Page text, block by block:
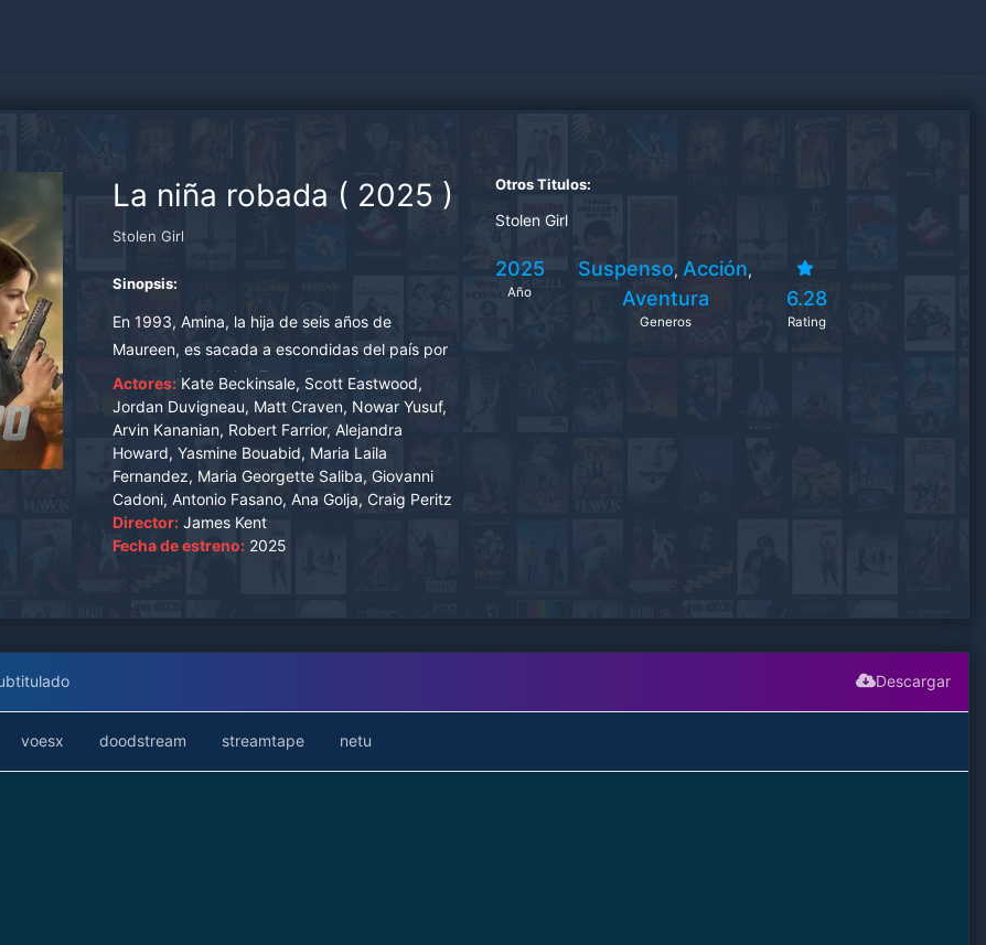
La niña robada ( 2025 )
Stolen Girl
Sinopsis:
En 1993, Amina, la hija de seis años de
Maureen, es sacada a escondidas del país por
su exmarido, Karim. Tras años de intentos
infructuosos por encontrarla, Maureen se cruza
con un profesional que recupera niños
secuestrados internacionalmente, quien
promete ayudarla a encontrar a Amina a cambio
de su colaboración.
Actores: Kate Beckinsale, Scott Eastwood,
Jordan Duvigneau, Matt Craven, Nowar Yusuf,
Arvin Kananian, Robert Farrior, Alejandra
Howard, Yasmine Bouabid, Maria Laila
Fernandez, Maria Georgette Saliba, Giovanni
Cadoni, Antonio Fasano, Ana Golja, Craig Peritz
Director: James Kent
Fecha de estreno: 2025
Otros Titulos:
Stolen Girl
2025
Año
Suspenso, Acción,
Aventura
Generos
6.28
Rating
Descargar
voesx doodstream streamtape netu